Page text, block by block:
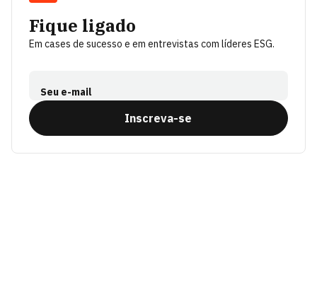
Fique ligado
Em cases de sucesso e em entrevistas com líderes ESG.
Seu e-mail
Inscreva-se